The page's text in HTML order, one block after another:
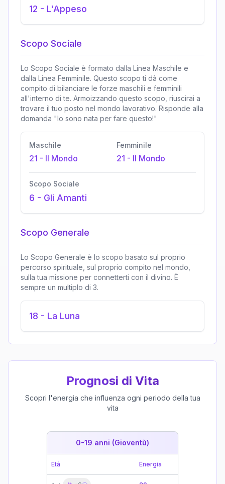
12 - L'Appeso
Scopo Sociale
Lo Scopo Sociale è formato dalla Linea Maschile e
dalla Linea Femminile. Questo scopo ti dà come
compito di bilanciare le forze maschili e femminili
all'interno di te. Armoizzando questo scopo, riuscirai a
trovare il tuo posto nel mondo lavorativo. Risponde alla
domanda "Io sono nata per fare questo!"
Maschile
21 - Il Mondo
Femminile
21 - Il Mondo
Scopo Sociale
6 - Gli Amanti
Scopo Generale
Lo Scopo Generale è lo scopo basato sul proprio
percorso spirituale, sul proprio compito nel mondo,
sulla tua missione per connetterti con il divino. È
sempre un multiplo di 3.
18 - La Luna
Prognosi di Vita
Scopri l'energia che influenza ogni periodo della tua
vita
0-19 anni (Gioventù)
Età Energia